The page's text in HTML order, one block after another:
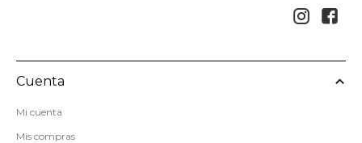
 
Cuenta
Mi cuenta
Mis compras